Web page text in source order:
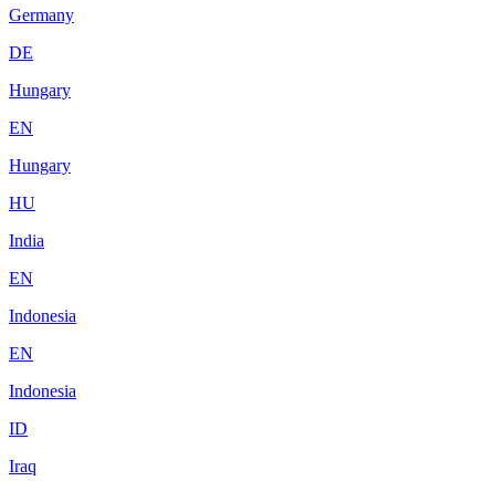
Germany
DE
Hungary
EN
Hungary
HU
India
EN
Indonesia
EN
Indonesia
ID
Iraq